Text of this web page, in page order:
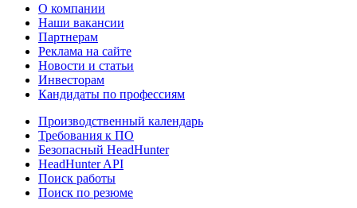
О компании
Наши вакансии
Партнерам
Реклама на сайте
Новости и статьи
Инвесторам
Кандидаты по профессиям
Производственный календарь
Требования к ПО
Безопасный HeadHunter
HeadHunter API
Поиск работы
Поиск по резюме